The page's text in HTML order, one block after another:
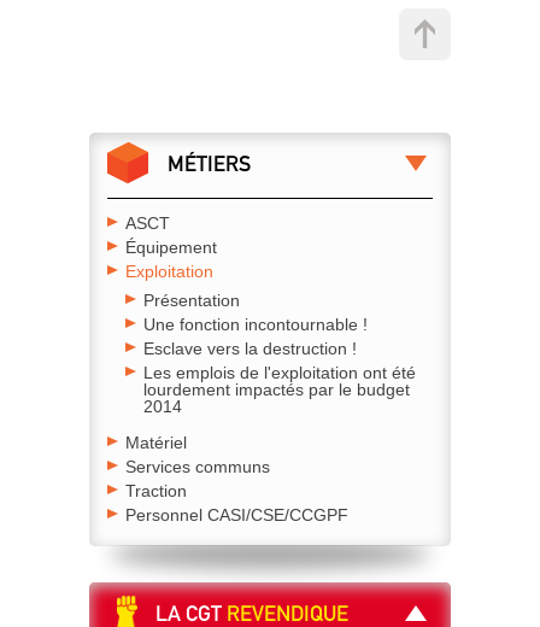
MÉTIERS
ASCT
Équipement
Exploitation
Présentation
Une fonction incontournable !
Esclave vers la destruction !
Les emplois de l'exploitation ont été
lourdement impactés par le budget
2014
Matériel
Services communs
Traction
Personnel CASI/CSE/CCGPF
LA CGT REVENDIQUE